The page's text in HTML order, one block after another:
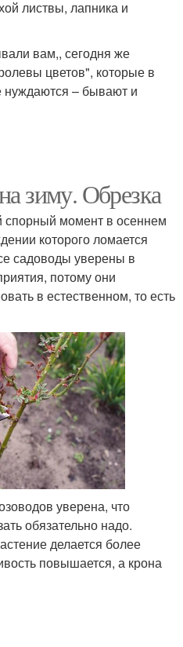
листвы, лапника и
вам,, сегодня же
цветов", которые в
нуждаются – бывают и
зиму. Обрезка
момент в осеннем
которого ломается
садоводы уверены в
потому они
в естественном, то есть
уверена, что
обязательно надо.
делается более
повышается, а крона